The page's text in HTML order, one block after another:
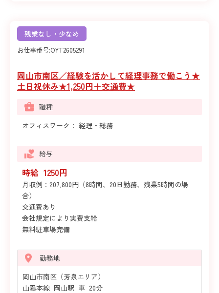
残業なし・少なめ
お仕事番号:OYT2605291
岡山市南区／経験を活かして経理事務で働こう★
土日祝休み★1,250円＋交通費★
職種
オフィスワーク： 経理・総務
給与
時給 1250円
月収例：207,800円（8時間、20日勤務、残業5時間の場
合）
交通費あり
会社規定により実費支給
無料駐車場完備
勤務地
岡山市南区（芳泉エリア）
山陽本線 岡山駅 車 20分